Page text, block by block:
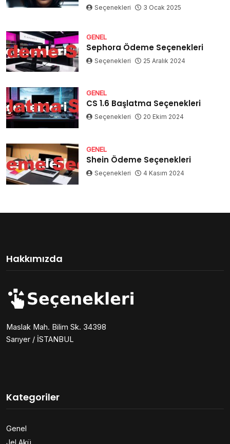
Seçenekleri 3 Ocak 2025
GENEL
Sephora Ödeme Seçenekleri
Seçenekleri 25 Aralık 2024
GENEL
CS 1.6 Başlatma Seçenekleri
Seçenekleri 20 Ekim 2024
GENEL
Shein Ödeme Seçenekleri
Seçenekleri 4 Kasım 2024
Hakkımızda
Maslak Mah. Bilim Sk. 34398
Sarıyer / İSTANBUL
Kategoriler
Genel
Jel Akü